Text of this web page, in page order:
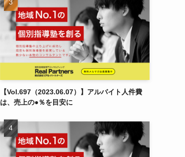
【Vol.697（2023.06.07）】アルバイト人件費
は、売上の●％を目安に